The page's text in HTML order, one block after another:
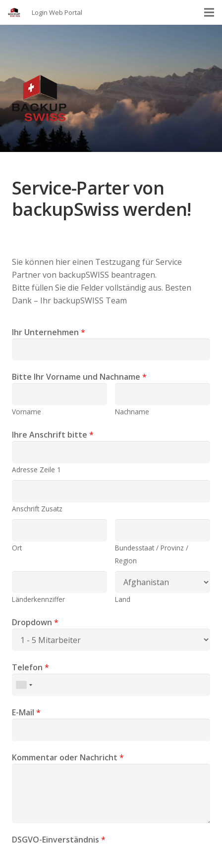
Login Web Portal
Service-Parter von
backupSwiss werden!
Sie können hier einen Testzugang für Service
Partner von backupSWISS beantragen.
Bitte füllen Sie die Felder vollständig aus. Besten
Dank – Ihr backupSWISS Team
Ihr Unternehmen *
Bitte Ihr Vorname und Nachname *
Vorname Nachname
Ihre Anschrift bitte *
Adresse Zeile 1
Anschrift Zusatz
Ort
Bundesstaat / Provinz /
Region
Länderkennziffer Land
Dropdown *
Telefon *
E-Mail *
Kommentar oder Nachricht *
DSGVO-Einverständnis *